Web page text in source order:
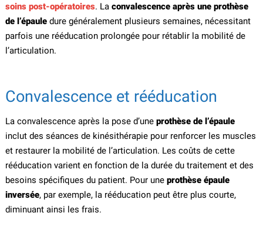
soins post-opératoires. La convalescence après une prothèse
de l’épauledure généralement plusieurs semaines, nécessitant
parfois une rééducation prolongée pour rétablir la mobilité de
l’articulation.
Convalescence et rééducation
La convalescence après la pose d’une prothèse de l’épaule
inclut des séances de kinésithérapie pour renforcer les muscles
et restaurer la mobilité de l’articulation. Les coûts de cette
rééducation varient en fonction de la durée du traitement et des
besoins spécifiques du patient. Pour une prothèse épaule
inversée, par exemple, la rééducation peut être plus courte,
diminuant ainsi les frais.